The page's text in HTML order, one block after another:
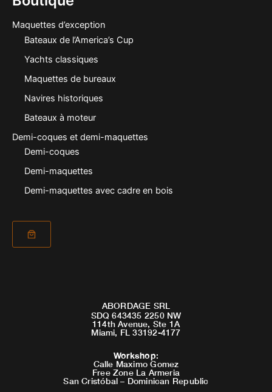
Maquettes d’exception
Bateaux de l’America’s Cup
Yachts classiques
Maquettes de bureaux
Navires historiques
Bateaux à moteur
Demi-coques et demi-maquettes
Demi-coques
Demi-maquettes
Demi-maquettes avec cadre en bois
ABORDAGE SRL
SDQ 643435 2250 NW
114th Avenue, Ste 1A
Miami, FL 33192-4177
Workshop:
Calle Maximo Gomez
Free Zone La Armeria
San Cristóbal – Dominican Republic